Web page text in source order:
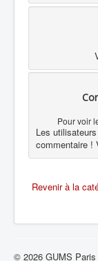
Pour voir
Les
commentaire !
Revenir à la
© 2026 GUMS Paris